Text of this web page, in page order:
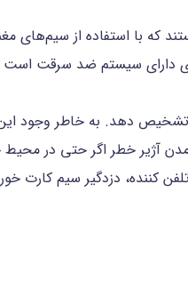
که با استفاده از سیم‌های
دارای سیستم ضد سرقت
تشخیص دهد. به خاطر وجود
آژیر خطر اگر حتی در
دزدگیر سیم کارت